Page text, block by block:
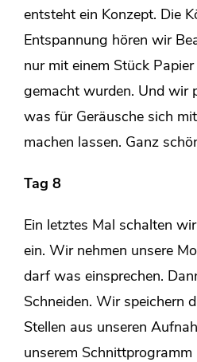
entsteht ein Konzept. Die
Entspannung hören wir
nur mit einem Stück
gemacht wurden. Und wir
was für Geräusche sich
machen lassen. Ganz
Tag 8
Ein letztes Mal schalten
ein. Wir nehmen unsere
darf was einsprechen.
Schneiden. Wir speichern
Stellen aus unseren
unserem Schnittprogramm